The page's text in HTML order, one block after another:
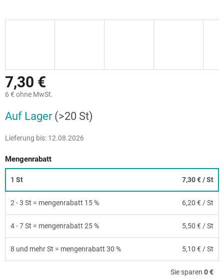
7,30 €
6 € ohne MwSt.
Auf Lager (>20 St)
Lieferung bis: 12.08.2026
Mengenrabatt
1 St 7,30 €/ St
2 - 3 St = mengenrabatt 15 % 6,20 € / St
4 - 7 St = mengenrabatt 25 % 5,50 € / St
8 und mehr St = mengenrabatt 30 % 5,10 € / St
Sie sparen 0 €